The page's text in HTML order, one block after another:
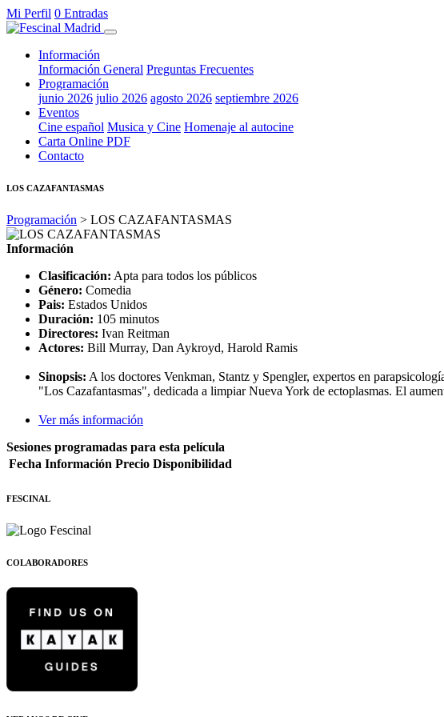
Mi Perfil 0 Entradas
Información
Información General Preguntas Frecuentes
Programación
junio 2026 julio 2026 agosto 2026 septiembre 2026
Eventos
Cine español Musica y Cine Homenaje al autocine
Carta Online PDF
Contacto
LOS CAZAFANTASMAS
Programación > LOS CAZAFANTASMAS
Información
Clasificación: Apta para todos los públicos
Género: Comedia
Pais: Estados Unidos
Duración: 105 minutos
Directores: Ivan Reitman
Actores: Bill Murray, Dan Aykroyd, Harold Ramis
Sinopsis: A los doctores Venkman, Stantz y Spengler, expertos en
"Los Cazafantasmas", dedicada a limpiar Nueva York de ectoplasmas. El
Ver más información
Sesiones programadas para esta película
Fecha Información Precio Disponibilidad
FESCINAL
COLABORADORES